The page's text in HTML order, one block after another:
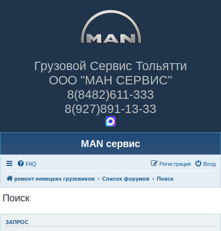
Грузовой Сервис Тольятти
ООО "МАН СЕРВИС"
8(8482)611-333
8(927)891-13-33
MAN сервис
FAQ Вход
Регистрация
ремонт немецких грузовиков Список форумов Поиск
Поиск
ЗАПРОС